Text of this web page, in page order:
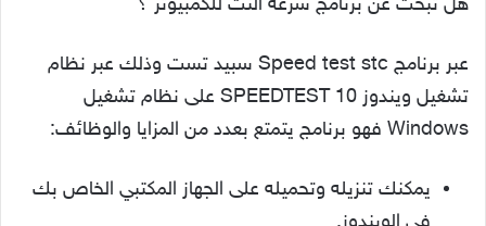
هل تبحث عن برنامج سرعة النت للكمبيوتر ؟
عبر برنامج Speed test stc سبيد تست وذلك عبر نظام
تشغيل ويندوز 10 SPEEDTEST على نظام تشغيل
Windows فهو برنامج يتمتع بعدد من المزايا والوظائف:
يمكنك تنزيله وتحميله على الجهاز المكتبي الخاص بك